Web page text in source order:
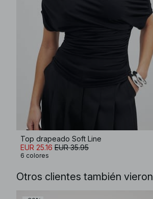
Top drapeado Soft Line
EUR 25.16 EUR 35.95
6 colores
Otros clientes también vieron